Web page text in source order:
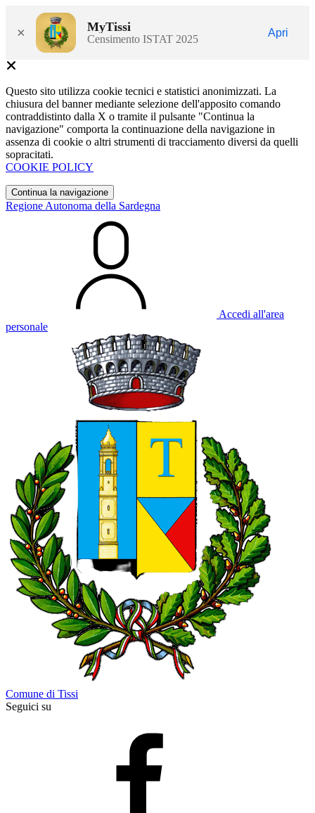
× MyTissi
Censimento ISTAT 2025
Apri
Questo sito utilizza cookie tecnici e statistici anonimizzati. La
chiusura del banner mediante selezione dell'apposito comando
contraddistinto dalla X o tramite il pulsante "Continua la
navigazione" comporta la continuazione della navigazione in
assenza di cookie o altri strumenti di tracciamento diversi da quelli
sopracitati.
COOKIE POLICY
Continua la navigazione
Regione Autonoma della Sardegna
Accedi all'area
personale
Comune di Tissi
Seguici su